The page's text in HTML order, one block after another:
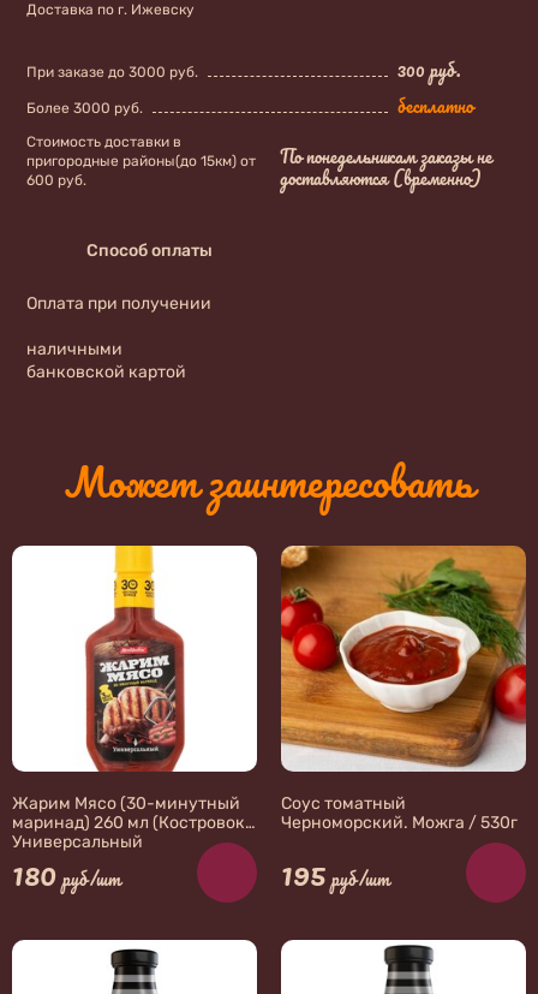
Доставка по г. Ижевску
При заказе до 3000 руб. 300 руб.
Более 3000 руб. бесплатно
Стоимость доставки в
пригородные районы(до 15км) от
600 руб.
По понедельникам заказы не
доставляются (временно)
Способ оплаты
Оплата при получении
наличными
банковской картой
Может заинтересовать
Жарим Мясо (30-минутный
маринад) 260 мл (Костровок)
Универсальный
180 руб/шт
Соус томатный
Черноморский. Можга / 530г
195 руб/шт